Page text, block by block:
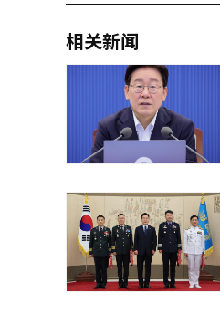
相关新闻